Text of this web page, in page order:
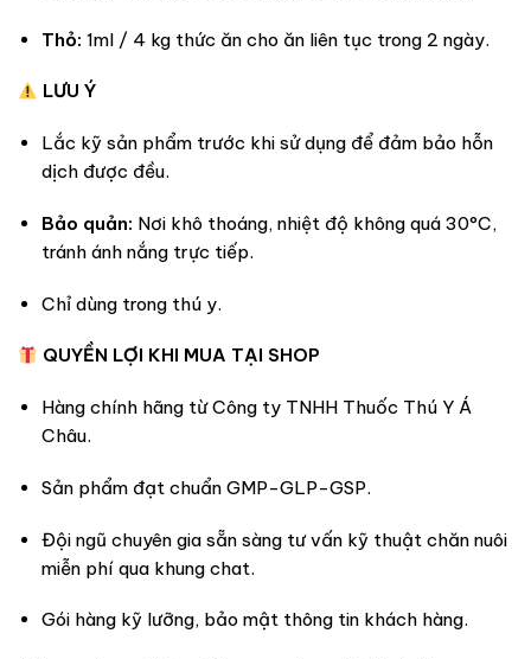
Thỏ: 1ml / 4 kg thức ăn cho ăn liên tục trong 2 ngày.
LƯU Ý
Lắc kỹ sản phẩm trước khi sử dụng để đảm bảo hỗn
dịch được đều.
Bảo quản: Nơi khô thoáng, nhiệt độ không quá 30°C,
tránh ánh nắng trực tiếp.
Chỉ dùng trong thú y.
QUYỀN LỢI KHI MUA TẠI SHOP
Hàng chính hãng từ Công ty TNHH Thuốc Thú Y Á
Châu.
Sản phẩm đạt chuẩn GMP-GLP-GSP.
Đội ngũ chuyên gia sẵn sàng tư vấn kỹ thuật chăn nuôi
miễn phí qua khung chat.
Gói hàng kỹ lưỡng, bảo mật thông tin khách hàng.